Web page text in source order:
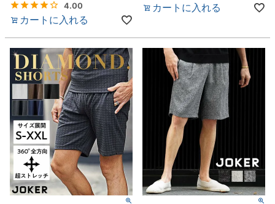
4.00
カートに入れる
カートに入れる